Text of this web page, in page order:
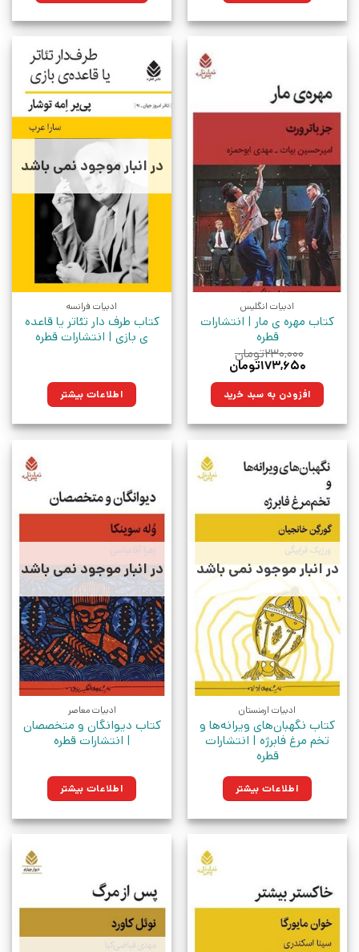
ادبیات انگلیس
کتاب مهره ی مار | انتشارات
قطره
۲۳۰,۰۰۰تومان
قیمت
۲۳۰,۰۰۰تومان
بود.
۱۷۳,۶۵۰تومان
۱۷۳,۶۵۰تومان.افزودن به سبد خرید
در انبار موجود نمی باشد
ادبیات فرانسه
کتاب طرف دار تئاتر یا قاعده
ی بازی | انتشارات قطره
اطلاعات بیشتر
در انبار موجود نمی باشد
ادبیات ارمنستان
کتاب نگهبان‌های ویرانه‌ها و
تخم مرغ فابرژه | انتشارات
قطره
اطلاعات بیشتر
در انبار موجود نمی باشد
ادبیات معاصر
کتاب دیوانگان و متخصصان
| انتشارات قطره
اطلاعات بیشتر